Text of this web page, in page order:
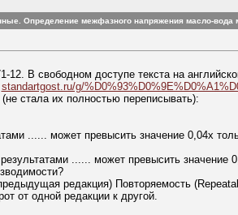
Определение межфазного напряжения масло-вода
12. В свободном доступе текста на
standartgost.ru/g/
стала их полностью переписывать):
...... может превысить значение 0,04х
...... может превысить значение
редакция) Повторяемость
от одной редакции к другой.